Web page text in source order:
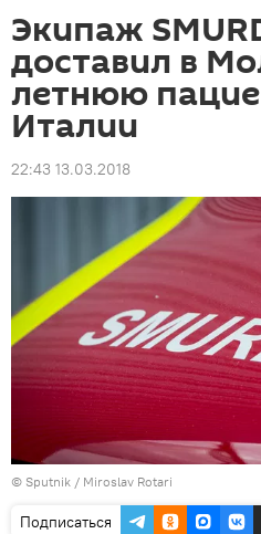
Экипаж
доставил в
летнюю
Италии
22:43 13.03.2018
© Sputnik / Miroslav Rotari
Подписаться